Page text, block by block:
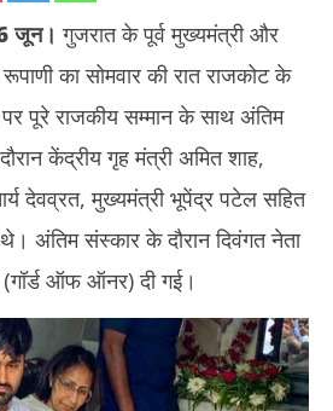
VIEWING
का पूर्ण राजकीय सम्मान के साथ अंतिम संस्कार,
17,
जून। गुजरात के पूर्व मुख्यमंत्री और
का सोमवार की रात राजकोट के
पर पूरे राजकीय सम्मान के साथ अंतिम
केंद्रीय गृह मंत्री अमित शाह,
देवव्रत, मुख्यमंत्री भूपेंद्र पटेल सहित
अंतिम संस्कार के दौरान दिवंगत नेता
ऑफ ऑनर) दी गई।